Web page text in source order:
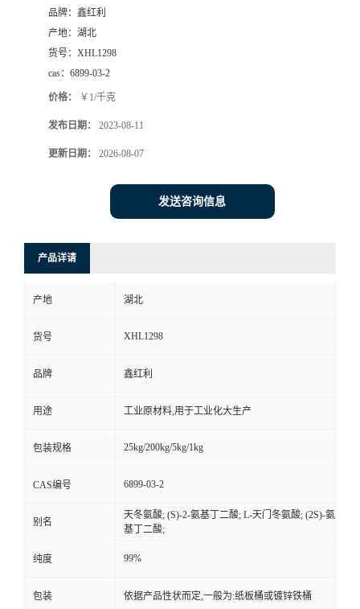
品牌： 鑫红利
产地： 湖北
货号： XHL1298
cas： 6899-03-2
价格： ￥1/千克
发布日期： 2023-08-11
更新日期： 2026-08-07
发送咨询信息
产品详请
产地 湖北
货号 XHL1298
品牌 鑫红利
用途 工业原材料,用于工业化大生产
包装规格 25kg/200kg/5kg/1kg
CAS编号 6899-03-2
别名
天冬氨酸; (S)-2-氨基丁二酸; L-天门冬氨酸; (2S)-氨
基丁二酸;
纯度 99%
包装 依据产品性状而定,一般为:纸板桶或镀锌铁桶